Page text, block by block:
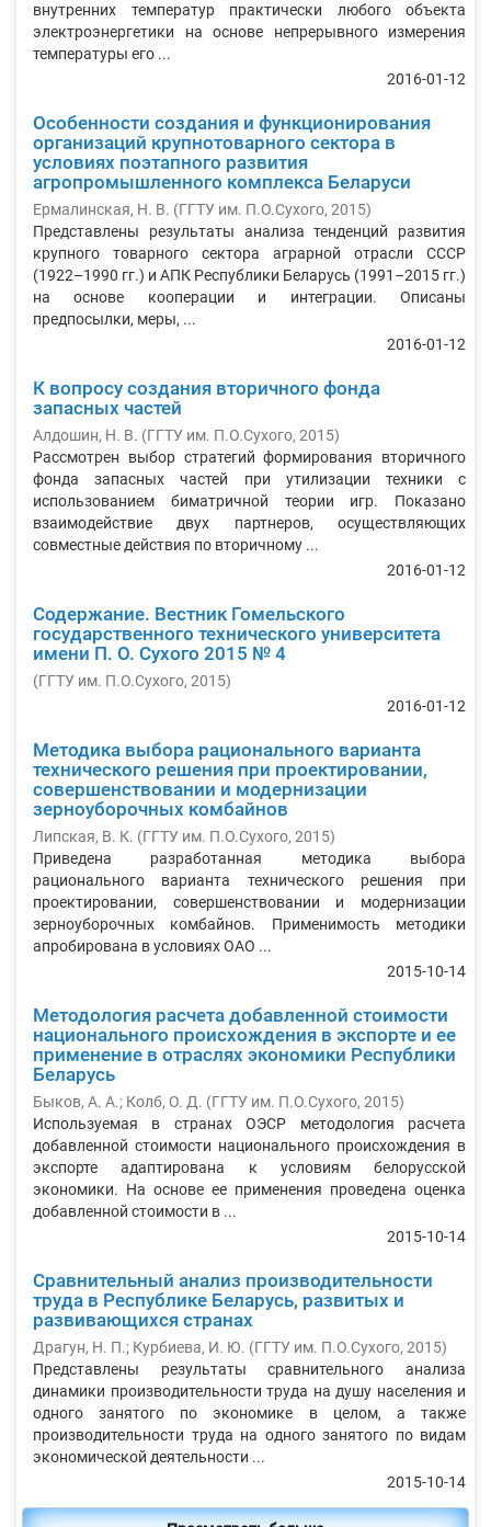
внутренних температур практически любого объекта
электроэнергетики на основе непрерывного измерения
температуры его ...
2016-01-12
Особенности создания и функционирования
организаций крупнотоварного сектора в
условиях поэтапного развития
агропромышленного комплекса Беларуси
Ермалинская, Н. В. (ГГТУ им. П.О.Сухого, 2015)
Представлены результаты анализа тенденций развития
крупного товарного сектора аграрной отрасли СССР
(1922–1990 гг.) и АПК Республики Беларусь (1991–2015 гг.)
на основе кооперации и интеграции. Описаны
предпосылки, меры, ...
2016-01-12
К вопросу создания вторичного фонда
запасных частей
Алдошин, Н. В. (ГГТУ им. П.О.Сухого, 2015)
Рассмотрен выбор стратегий формирования вторичного
фонда запасных частей при утилизации техники с
использованием биматричной теории игр. Показано
взаимодействие двух партнеров, осуществляющих
совместные действия по вторичному ...
2016-01-12
Содержание. Вестник Гомельского
государственного технического университета
имени П. О. Сухого 2015 № 4
(ГГТУ им. П.О.Сухого, 2015)
2016-01-12
Методика выбора рационального варианта
технического решения при проектировании,
совершенствовании и модернизации
зерноуборочных комбайнов
Липская, В. К. (ГГТУ им. П.О.Сухого, 2015)
Приведена разработанная методика выбора
рационального варианта технического решения при
проектировании, совершенствовании и модернизации
зерноуборочных комбайнов. Применимость методики
апробирована в условиях ОАО ...
2015-10-14
Методология расчета добавленной стоимости
национального происхождения в экспорте и ее
применение в отраслях экономики Республики
Беларусь
Быков, А. А.; Колб, О. Д. (ГГТУ им. П.О.Сухого, 2015)
Используемая в странах ОЭСР методология расчета
добавленной стоимости национального происхождения в
экспорте адаптирована к условиям белорусской
экономики. На основе ее применения проведена оценка
добавленной стоимости в ...
2015-10-14
Сравнительный анализ производительности
труда в Республике Беларусь, развитых и
развивающихся странах
Драгун, Н. П.; Курбиева, И. Ю. (ГГТУ им. П.О.Сухого, 2015)
Представлены результаты сравнительного анализа
динамики производительности труда на душу населения и
одного занятого по экономике в целом, а также
производительности труда на одного занятого по видам
экономической деятельности ...
2015-10-14